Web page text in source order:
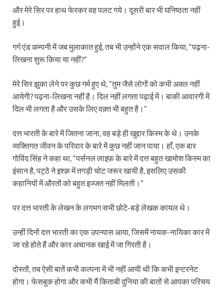
और मेरे सिर पर हाथ फेरकर वह पलट गये। दूसरी बार भी घनिष्ठता नहीं
हुई।
गर्ग एंड कम्पनी में जब मुलाकात हुई, तब भी उन्होंने एक सवाल किया, “पढ़ना-
लिखना शुरू किया या नहीं?”
मेरे सिर झुका लेने पर कुछ गर्म हुए थे, “तुम जैसे लोगों को कभी अक्ल नहीं
आयेगी? पढ़ना-लिखना नहीं है। दिल नहीं लगता पढ़ाई में। बाकी आवारगी में
दिल भी लगता है और उसके लिए वक़्त भी बहुत है।”
दत्त भारती के बारे में जितना जाना, वह बड़े ही खुद्दार किस्म के थे। उनके
व्यक्तिगत जीवन के परिवार के बारे में कुछ नहीं जान पाया। हाँ, एक बार
गोविंद सिंह ने कहा था, “पर्सनल लाइफ़ के बारे में दत्त बहुत खामोश किस्म का
इंसान है, पट्ठे ने इश्क़ में तगड़ी चोट जरूर खायी है, इसलिए उसकी
कहानियों में औरतों को बहुत इज्जत नहीं मिलती।”
पर दत्त भारती के लेखन के लगभग सभी छोटे-बड़े लेखक कायल थे।
उन्हीं दिनों दत्त भारती का एक उपन्यास आया, जिसमें नायक-नायिका कार में
जा रहे होते हैं और कार अचानक खाई में जा गिरती है।
दोस्तों, तब ऐसी बातें कभी कल्पना में भी नहीं आयी थी कि कभी इन्टरनेट
होगा। फेसबुक होगा और कभी मैं किताबी दुनिया की बातों से आपका परिचय